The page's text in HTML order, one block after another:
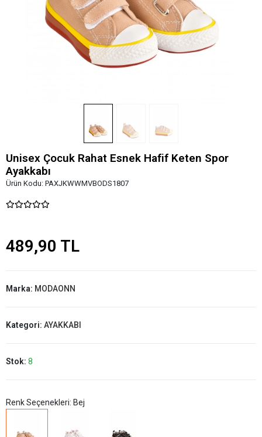
Unisex Çocuk Rahat Esnek Hafif Keten Spor
Ayakkabı
Ürün Kodu: PAXJKWWMVBODS1807
489,90 TL
Marka: MODAONN
Kategori: AYAKKABI
Stok: 8
Renk Seçenekleri: Bej